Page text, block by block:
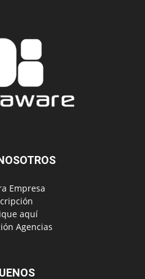
Empresa
aquí
Agencias